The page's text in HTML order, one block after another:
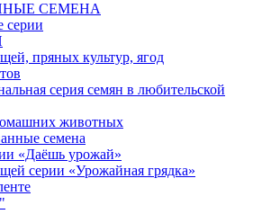
СЕМЕНА
серии
пряных культур, ягод
серия семян в любительской
животных
семена
«Даёшь урожай»
серии «Урожайная грядка»